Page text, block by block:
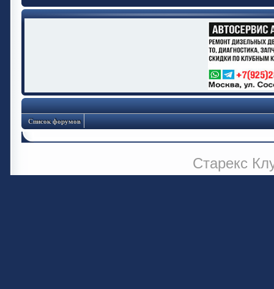
Список форумов
Старекс